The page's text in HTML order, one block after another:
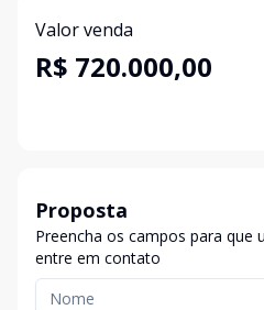
Valor venda
R$ 720.000,00
Proposta
Preencha os campos para que
entre em contato